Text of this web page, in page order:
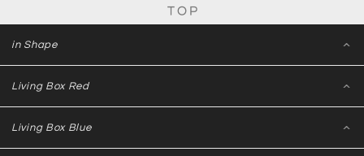
in Shape
Living Box Red
Living Box Blue